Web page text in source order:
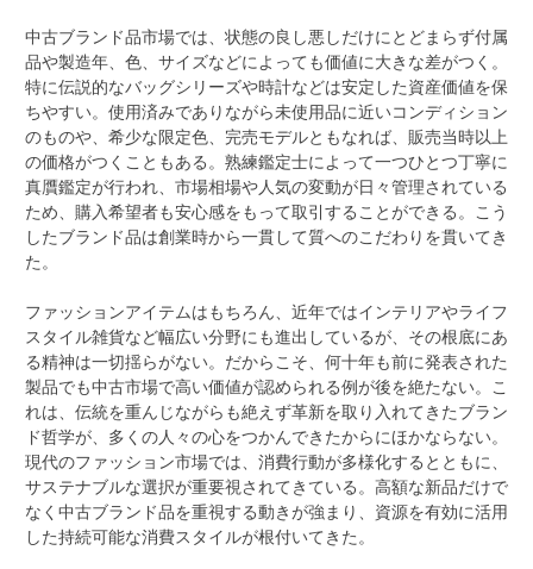
中古ブランド品市場では、状態の良し悪しだけにとどまらず付属
品や製造年、色、サイズなどによっても価値に大きな差がつく。
特に伝説的なバッグシリーズや時計などは安定した資産価値を保
ちやすい。使用済みでありながら未使用品に近いコンディション
のものや、希少な限定色、完売モデルともなれば、販売当時以上
の価格がつくこともある。熟練鑑定士によって一つひとつ丁寧に
真贋鑑定が行われ、市場相場や人気の変動が日々管理されている
ため、購入希望者も安心感をもって取引することができる。こう
したブランド品は創業時から一貫して質へのこだわりを貫いてき
た。
ファッションアイテムはもちろん、近年ではインテリアやライフ
スタイル雑貨など幅広い分野にも進出しているが、その根底にあ
る精神は一切揺らがない。だからこそ、何十年も前に発表された
製品でも中古市場で高い価値が認められる例が後を絶たない。こ
れは、伝統を重んじながらも絶えず革新を取り入れてきたブラン
ド哲学が、多くの人々の心をつかんできたからにほかならない。
現代のファッション市場では、消費行動が多様化するとともに、
サステナブルな選択が重要視されてきている。高額な新品だけで
なく中古ブランド品を重視する動きが強まり、資源を有効に活用
した持続可能な消費スタイルが根付いてきた。